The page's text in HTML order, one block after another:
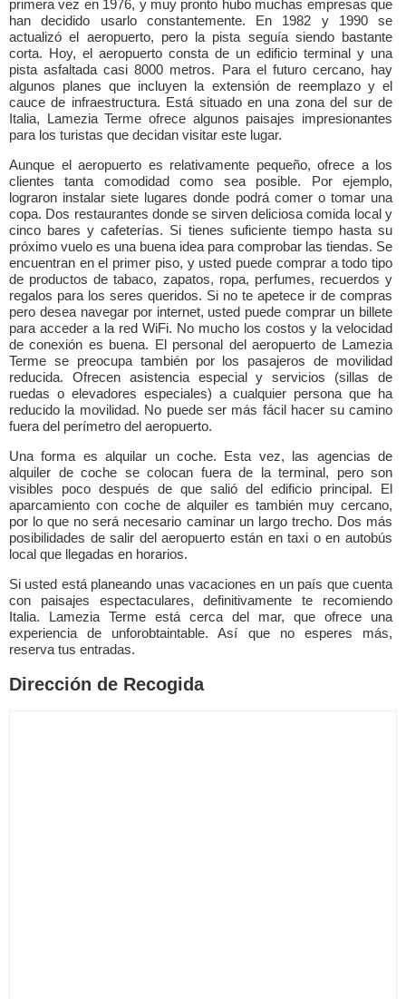
primera vez en 1976, y muy pronto hubo muchas empresas que
han decidido usarlo constantemente. En 1982 y 1990 se
actualizó el aeropuerto, pero la pista seguía siendo bastante
corta. Hoy, el aeropuerto consta de un edificio terminal y una
pista asfaltada casi 8000 metros. Para el futuro cercano, hay
algunos planes que incluyen la extensión de reemplazo y el
cauce de infraestructura. Está situado en una zona del sur de
Italia, Lamezia Terme ofrece algunos paisajes impresionantes
para los turistas que decidan visitar este lugar.
Aunque el aeropuerto es relativamente pequeño, ofrece a los
clientes tanta comodidad como sea posible. Por ejemplo,
lograron instalar siete lugares donde podrá comer o tomar una
copa. Dos restaurantes donde se sirven deliciosa comida local y
cinco bares y cafeterías. Si tienes suficiente tiempo hasta su
próximo vuelo es una buena idea para comprobar las tiendas. Se
encuentran en el primer piso, y usted puede comprar a todo tipo
de productos de tabaco, zapatos, ropa, perfumes, recuerdos y
regalos para los seres queridos. Si no te apetece ir de compras
pero desea navegar por internet, usted puede comprar un billete
para acceder a la red WiFi. No mucho los costos y la velocidad
de conexión es buena. El personal del aeropuerto de Lamezia
Terme se preocupa también por los pasajeros de movilidad
reducida. Ofrecen asistencia especial y servicios (sillas de
ruedas o elevadores especiales) a cualquier persona que ha
reducido la movilidad. No puede ser más fácil hacer su camino
fuera del perímetro del aeropuerto.
Una forma es alquilar un coche. Esta vez, las agencias de
alquiler de coche se colocan fuera de la terminal, pero son
visibles poco después de que salió del edificio principal. El
aparcamiento con coche de alquiler es también muy cercano,
por lo que no será necesario caminar un largo trecho. Dos más
posibilidades de salir del aeropuerto están en taxi o en autobús
local que llegadas en horarios.
Si usted está planeando unas vacaciones en un país que cuenta
con paisajes espectaculares, definitivamente te recomiendo
Italia. Lamezia Terme está cerca del mar, que ofrece una
experiencia de unforobtaintable. Así que no esperes más,
reserva tus entradas.
Dirección de Recogida